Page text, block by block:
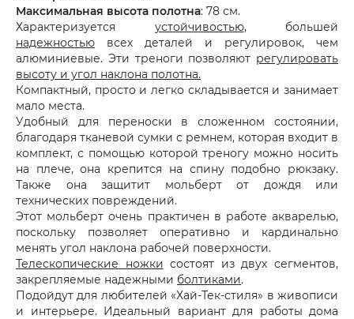
Максимальная высота полотна: 78 см.
Характеризуется устойчивостью, большей
надежностью всех деталей и регулировок, чем
алюминиевые. Эти треноги позволяют регулировать
высоту и угол наклона полотна.
Компактный, просто и легко складывается и занимает
мало места.
Удобный для переноски в сложенном состоянии,
благодаря тканевой сумки с ремнем, которая входит в
комплект, с помощью которой треногу можно носить
на плече, она крепится на спину подобно рюкзаку.
Также она защитит мольберт от дождя или
технических повреждений.
Этот мольберт очень практичен в работе акварелью,
поскольку позволяет оперативно и кардинально
менять угол наклона рабочей поверхности.
Телескопические ножки состоят из двух сегментов,
закрепляемые надежными болтиками.
Подойдут для любителей «Хай-Тек-стиля» в живописи
и интерьере. Идеальный вариант для работы дома